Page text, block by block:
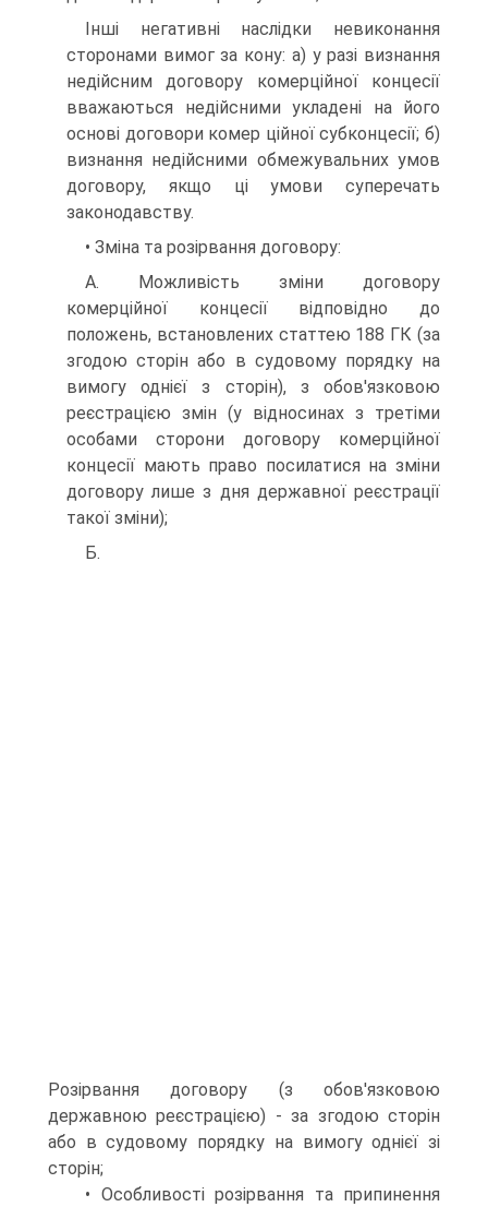
Інші негативні наслідки невиконання
сторонами вимог за кону: а) у разі визнання
недійсним договору комерційної концесії
вважаються недійсними укладені на його
основі договори комер ційної субконцесії; б)
визнання недійсними обмежувальних умов
договору, якщо ці умови суперечать
законодавству.
• Зміна та розірвання договору:
А. Можливість зміни договору
комерційної концесії відповідно до
положень, встановлених статтею 188 ГК (за
згодою сторін або в судовому порядку на
вимогу однієї з сторін), з обов'язковою
реєстрацією змін (у відносинах з третіми
особами сторони договору комерційної
концесії мають право посилатися на зміни
договору лише з дня державної реєстрації
такої зміни);
Б.
Розірвання договору (з обов'язковою
державною реєстрацією) - за згодою сторін
або в судовому порядку на вимогу однієї зі
сторін;
• Особливості розірвання та припинення